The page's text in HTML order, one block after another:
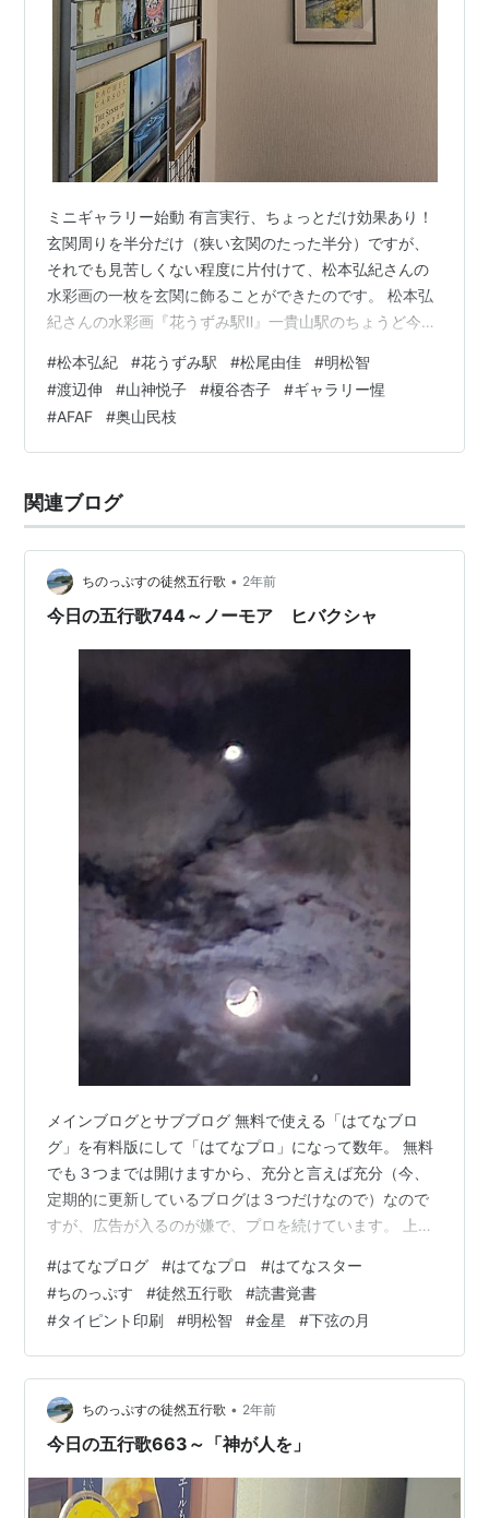
ミニギャラリー始動 有言実行、ちょっとだけ効果あり！
玄関周りを半分だけ（狭い玄関のたった半分）ですが、
それでも見苦しくない程度に片付けて、松本弘紀さんの
水彩画の一枚を玄関に飾ることができたのです。 松本弘
紀さんの水彩画『花うずみ駅Ⅱ』一貴山駅のちょうど今頃
飾るわけにはいかず、入ってすぐの右横、白い壁面に飾
ることに。 これで、や～～っと、我が家にも春が来そう
です。 もう一枚の『箱島ひかる』の方は、階段に飾る予
定。 他にも渡辺伸さんや山神悦子さん、榎谷杏子さんの
ます。 渡辺さん、山上さん、榎谷さ…
#松本弘紀 #花うずみ駅 #松尾由佳 #明松智
#渡辺伸 #山神悦子 #榎谷杏子 #ギャラリー惺
#AFAF #奥山民枝
関連ブログ
ちのっぷすの徒然五行歌 • 2年前
今日の五行歌744～ノーモア ヒバクシャ
メインブログとサブブログ 無料で使える「はてなブロ
グ」を有料版にして「はてなプロ」になって数年。 無料
でも３つまでは開けますから、充分と言えば充分（今、
定期的に更新しているブログは３つだけなので）なので
すが、広告が入るのが嫌で、プロを続けています。 上限
そのうち３つは休止状態。 残りの４つは非公開で、日記
だったり、読書メモだったり、五行歌メモだったり、英
語学習ノートだったり、・・・なんですが・・・どれも
続いていません。 メインブログの《徒然五行歌》が日記
代りになっている（100％ホンネは書けないにしろ）し、
読書メモは《読書覚書》と内容的には同…
#はてなブログ #はてなプロ #はてなスター
#ちのっぷす #徒然五行歌 #読書覚書
#タイピント印刷 #明松智 #金星 #下弦の月
ちのっぷすの徒然五行歌 • 2年前
今日の五行歌663～「神が人を」